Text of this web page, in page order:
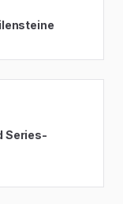
Series-